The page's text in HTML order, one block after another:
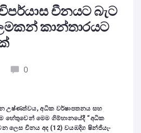
චීනයට බැට
කාන්තාරයට
0
උෂ්ණත්වය, අධික වර්ෂාපතනය සහ
හේතුවෙන් මෙම ගිම්හානයේදී “අධික
ලෙස චීනය අද (12) වයඹදිග ෂින්ජියැං